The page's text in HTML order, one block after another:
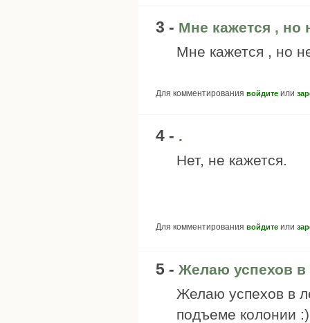
3 - Мне кажется , но
Мне кажется , но
Для комментирования войдите или
4 - .
Нет, не кажется.
Для комментирования войдите или
5 - Желаю успехов в
Желаю успехов в
подъеме колонии :)